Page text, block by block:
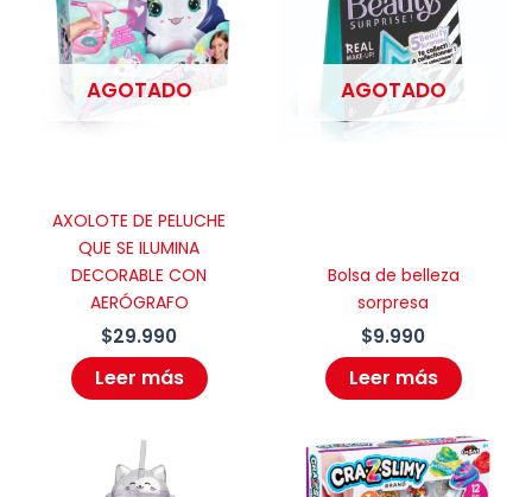
AGOTADO
AXOLOTE DE PELUCHE
QUE SE ILUMINA
DECORABLE CON
AERÓGRAFO
$29.990
Leer más
AGOTADO
Bolsa de belleza
sorpresa
$9.990
Leer más